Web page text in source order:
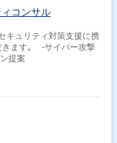
コンサル
キュリティ対策支援に携
きます｡ -サイバー攻撃
提案